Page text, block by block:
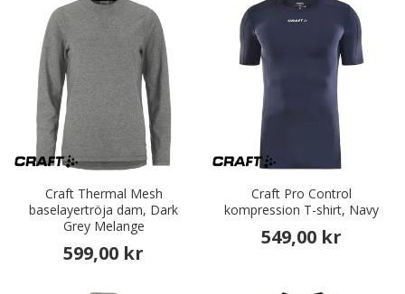
Craft Thermal Mesh
baselayertröja dam, Dark
Grey Melange
599,00 kr
Craft Pro Control
kompression T-shirt, Navy
549,00 kr